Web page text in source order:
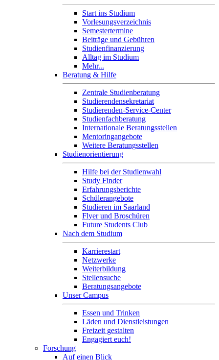
Start ins Studium
Vorlesungsverzeichnis
Semestertermine
Beiträge und Gebühren
Studienfinanzierung
Alltag im Studium
Mehr...
Beratung & Hilfe
Zentrale Studienberatung
Studierendensekretariat
Studierenden-Service-Center
Studienfachberatung
Internationale Beratungsstellen
Mentoringangebote
Weitere Beratungsstellen
Studienorientierung
Hilfe bei der Studienwahl
Study Finder
Erfahrungsberichte
Schülerangebote
Studieren im Saarland
Flyer und Broschüren
Future Students Club
Nach dem Studium
Karrierestart
Netzwerke
Weiterbildung
Stellensuche
Beratungsangebote
Unser Campus
Essen und Trinken
Läden und Dienstleistungen
Freizeit gestalten
Engagiert euch!
Forschung
Auf einen Blick